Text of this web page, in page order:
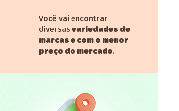
Você vai encontrar
diversas variedades de
marcas e com o menor
preço do mercado.